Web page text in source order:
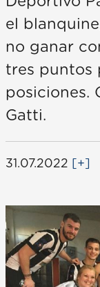
el
no ganar
tres puntos
posiciones.
Gatti.
31.07.2022 [+]